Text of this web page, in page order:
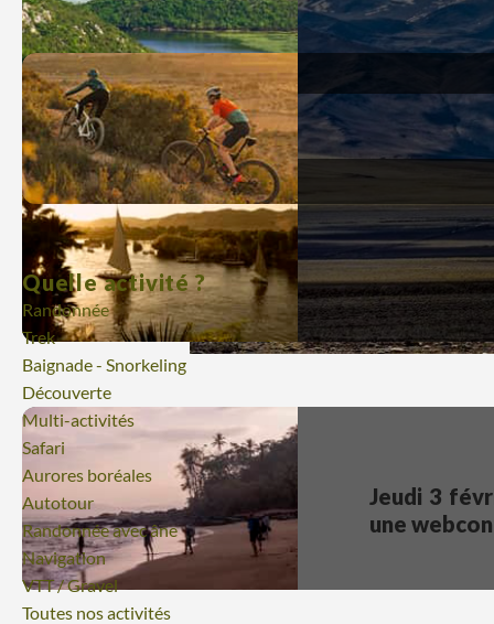
Quelle activité ?
Randonnée
Trek
Baignade - Snorkeling
Découverte
Multi-activités
Safari
Aurores boréales
Autotour
Randonnée avec âne
Navigation
VTT / Gravel
Toutes nos activités
Jeudi 3
une